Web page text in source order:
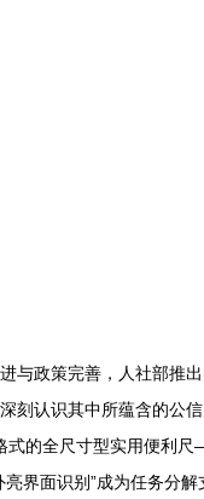
与政策完善，人社部推
认识其中所蕴含的公
的全尺寸型实用便利
亮界面识别”成为任务